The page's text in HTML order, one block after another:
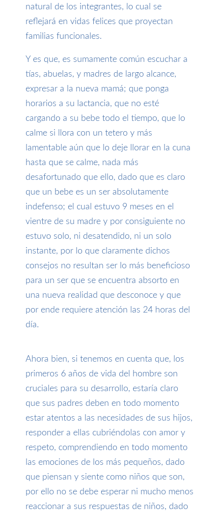
natural de los integrantes, lo cual se
reflejará en vidas felices que proyectan
familias funcionales.
Y es que, es sumamente común escuchar a
tías, abuelas, y madres de largo alcance,
expresar a la nueva mamá; que ponga
horarios a su lactancia, que no esté
cargando a su bebe todo el tiempo, que lo
calme si llora con un tetero y más
lamentable aún que lo deje llorar en la cuna
hasta que se calme, nada más
desafortunado que ello, dado que es claro
que un bebe es un ser absolutamente
indefenso; el cual estuvo 9 meses en el
vientre de su madre y por consiguiente no
estuvo solo, ni desatendido, ni un solo
instante, por lo que claramente dichos
consejos no resultan ser lo más beneficioso
para un ser que se encuentra absorto en
una nueva realidad que desconoce y que
por ende requiere atención las 24 horas del
día.
Ahora bien, si tenemos en cuenta que, los
primeros 6 años de vida del hombre son
cruciales para su desarrollo, estaría claro
que sus padres deben en todo momento
estar atentos a las necesidades de sus hijos,
responder a ellas cubriéndolas con amor y
respeto, comprendiendo en todo momento
las emociones de los más pequeños, dado
que piensan y siente como niños que son,
por ello no se debe esperar ni mucho menos
reaccionar a sus respuestas de niños, dado